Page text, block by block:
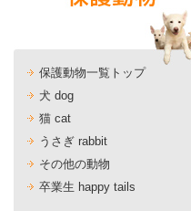
保護動物一覧トップ
犬 dog
猫 cat
うさぎ rabbit
その他の動物
卒業生 happy tails